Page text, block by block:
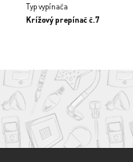
Typ vypínača
Krížový prepínač č.7